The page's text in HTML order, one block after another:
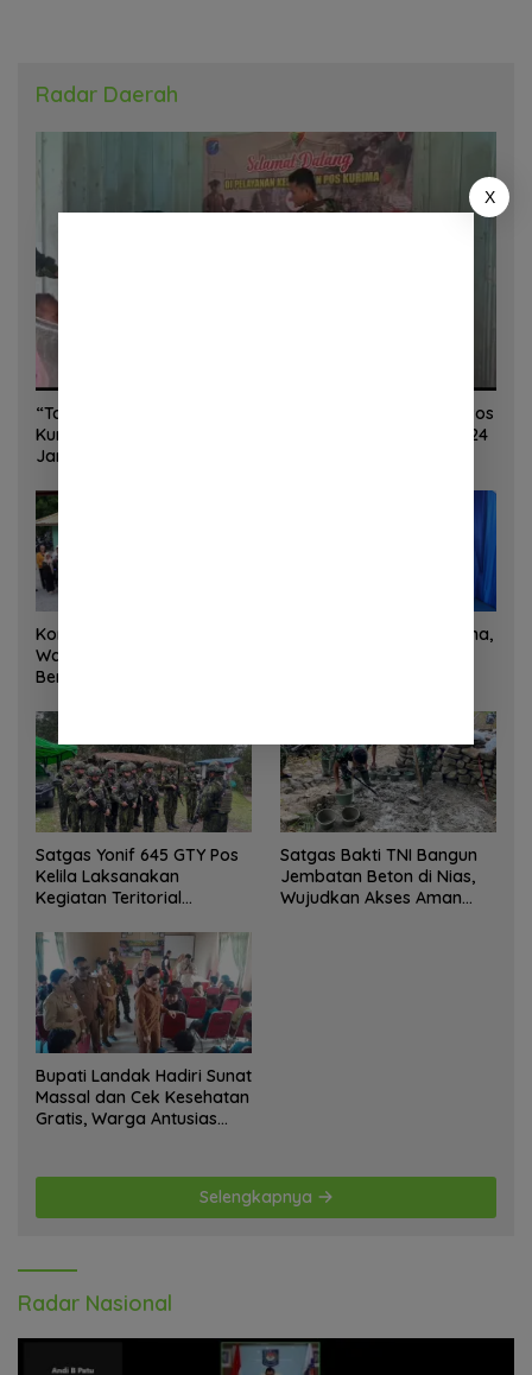
Radar Daerah
“Torang Sehat Kampung Kuat” Satgas Yonif 645/GTY Pos
Kurima Melaksanakan Pelayanan kesehatan Gratis 1 x 24
Jam
Korem 132/Tadulako dan
Warga Gotong Royong
Bersihkan Gedung Juang
Sinergi Kementrans-Aruna,
Satgas Yonif 645 GTY Pos
Kelila Laksanakan
Kegiatan Teritorial
Tokoh Adat dan Lurah
Satgas Bakti TNI Bangun
Jembatan Beton di Nias,
Wujudkan Akses Aman
Bupati Landak Hadiri Sunat
Massal dan Cek Kesehatan
Gratis, Warga Antusias
Selengkapnya
Radar Nasional
X